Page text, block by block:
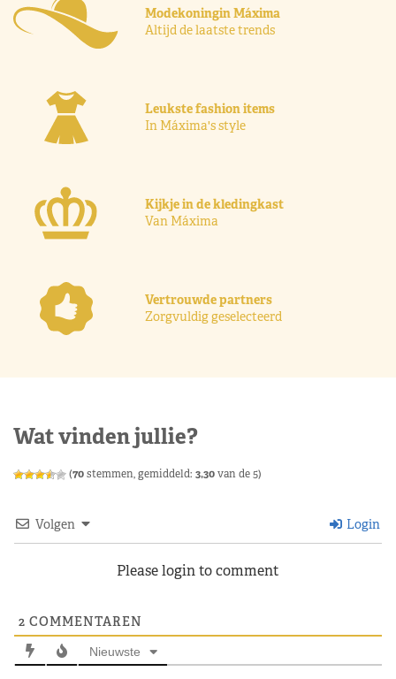
Modekoningin Máxima
Altijd de laatste trends
Leukste fashion items
In Máxima's style
Kijkje in de kledingkast
Van Máxima
Vertrouwde partners
Zorgvuldig geselecteerd
Wat vinden jullie?
(70stemmen, gemiddeld: 3,30van de 5)
Volgen Login
Please login to comment
2 COMMENTAREN
Nieuwste